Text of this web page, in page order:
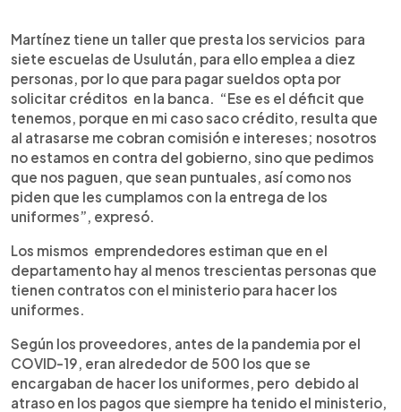
Martínez tiene un taller que presta los servicios para
siete escuelas de Usulután, para ello emplea a diez
personas, por lo que para pagar sueldos opta por
solicitar créditos en la banca. “Ese es el déficit que
tenemos, porque en mi caso saco crédito, resulta que
al atrasarse me cobran comisión e intereses; nosotros
no estamos en contra del gobierno, sino que pedimos
que nos paguen, que sean puntuales, así como nos
piden que les cumplamos con la entrega de los
uniformes”, expresó.
Los mismos emprendedores estiman que en el
departamento hay al menos trescientas personas que
tienen contratos con el ministerio para hacer los
uniformes.
Según los proveedores, antes de la pandemia por el
COVID-19, eran alrededor de 500 los que se
encargaban de hacer los uniformes, pero debido al
atraso en los pagos que siempre ha tenido el ministerio,